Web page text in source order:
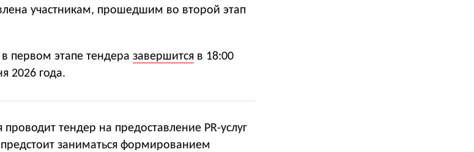
участникам, прошедшим во второй этап
первом этапе тендера завершится в 18:00
2026 года.
тендер на предоставление PR-услуг
заниматься формированием